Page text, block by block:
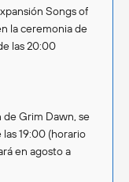
Songs of
la ceremonia de
las 20:00
de Grim Dawn, se
las 19:00 (horario
en agosto a